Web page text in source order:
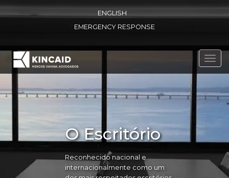
ENGLISH
EMERGENCY RESPONSE
O Escritório
Reconhecido nacional e
internacionalmente como um